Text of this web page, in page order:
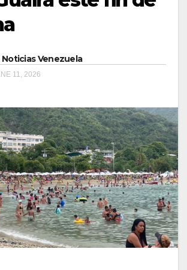
Noticias Venezuela
11, 2026